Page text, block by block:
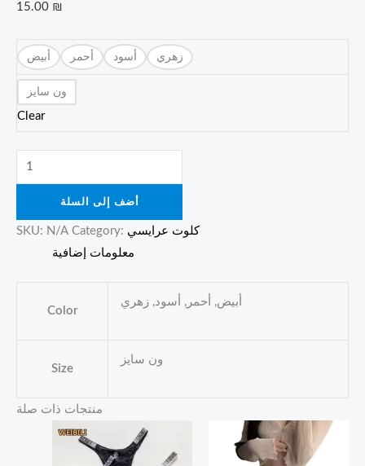
15.00 ₪
أبيض أحمر أسود زهري
ون سايز
Clear
أضف إلى السلة
SKU: N/A Category: كلوت عرايسي
معلومات إضافية
Color
أبيض, أحمر, أسود, زهري
Size
ون سايز
منتجات ذات صلة